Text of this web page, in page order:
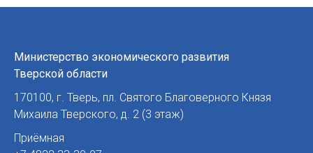
Министерство экономического развития
Тверской области
170100, г. Тверь, пл. Святого Благоверного Князя
Михаила Тверского, д. 2 (3 этаж)
Приёмная